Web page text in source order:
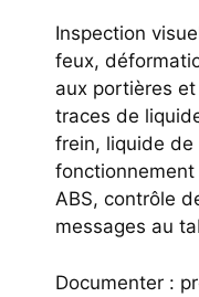
Inspection
feux,
aux portières
traces de
frein, liquide de
ABS, contrôle
messages au
Documenter :